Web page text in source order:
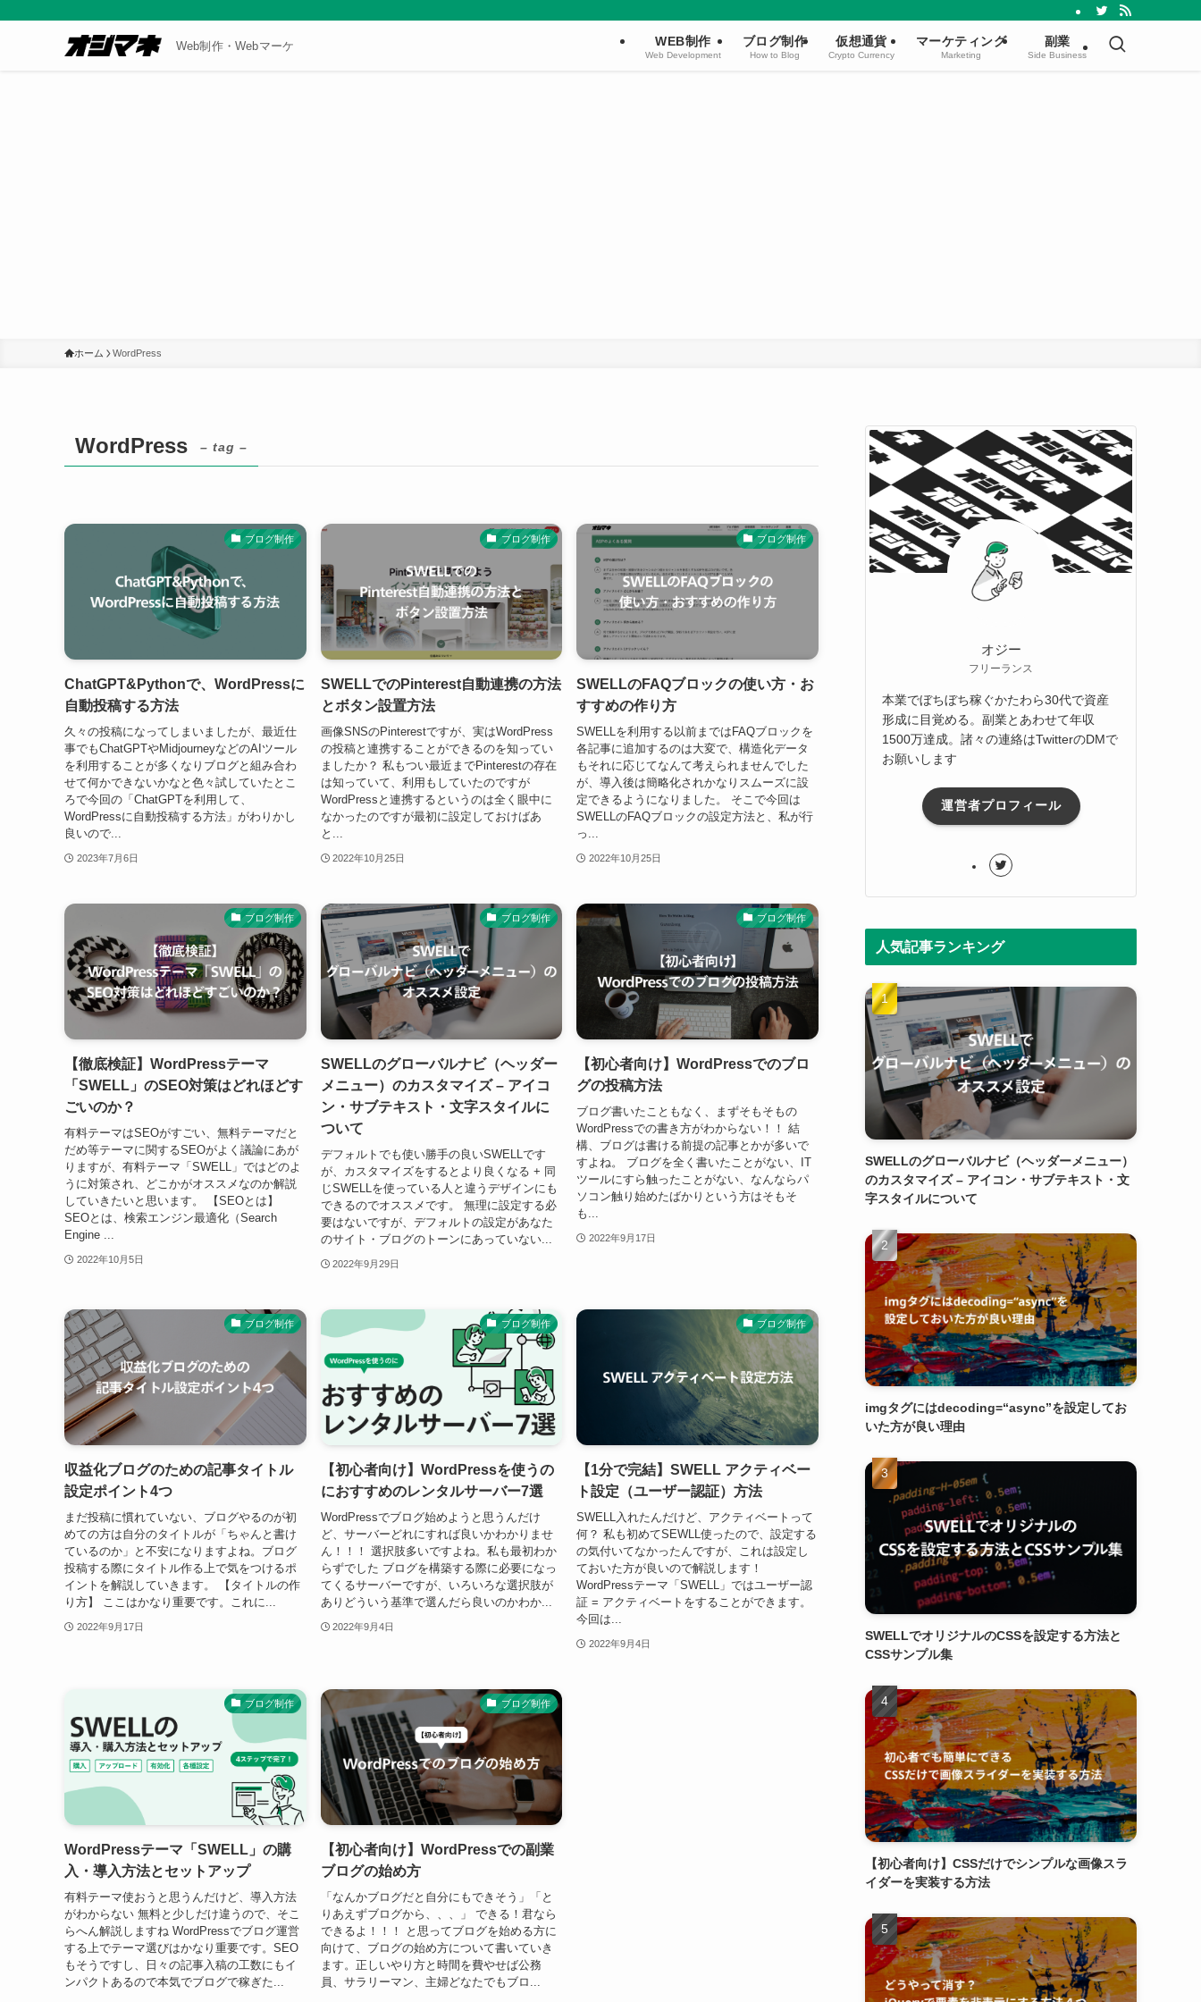
Web制作・Webマーケ WEB制作
Web Development
ブログ制作
How to Blog
仮想通貨
Crypto Currency
マーケティング
Marketing
副業
Side Business
ホーム WordPress
WordPress – tag –
ブログ制作
ChatGPT&Pythonで、WordPressに
自動投稿する方法
久々の投稿になってしまいましたが、最近仕
事でもChatGPTやMidjourneyなどのAIツール
を利用することが多くなりブログと組み合わ
せて何かできないかなと色々試していたとこ
ろで今回の「ChatGPTを利用して、
WordPressに自動投稿する方法」がわりかし
良いので...
2023年7月6日
ブログ制作
SWELLでのPinterest自動連携の方法
とボタン設置方法
画像SNSのPinterestですが、実はWordPress
の投稿と連携することができるのを知ってい
ましたか？ 私もつい最近までPinterestの存在
は知っていて、利用もしていたのですが
WordPressと連携するというのは全く眼中に
なかったのですが最初に設定しておけばあ
と...
2022年10月25日
ブログ制作
SWELLのFAQブロックの使い方・お
すすめの作り方
SWELLを利用する以前まではFAQブロックを
各記事に追加するのは大変で、構造化データ
もそれに応じてなんて考えられませんでした
が、導入後は簡略化されかなりスムーズに設
定できるようになりました。 そこで今回は
SWELLのFAQブロックの設定方法と、私が行
っ...
2022年10月25日
ブログ制作
【徹底検証】WordPressテーマ
「SWELL」のSEO対策はどれほどす
ごいのか？
有料テーマはSEOがすごい、無料テーマだと
だめ等テーマに関するSEOがよく議論にあが
りますが、有料テーマ「SWELL」ではどのよ
うに対策され、どこかがオススメなのか解説
していきたいと思います。 【SEOとは】
SEOとは、検索エンジン最適化（Search
Engine ...
2022年10月5日
ブログ制作
SWELLのグローバルナビ（ヘッダー
メニュー）のカスタマイズ – アイコ
ン・サブテキスト・文字スタイルに
ついて
デフォルトでも使い勝手の良いSWELLです
が、カスタマイズをするとより良くなる + 同
じSWELLを使っている人と違うデザインにも
できるのでオススメです。 無理に設定する必
要はないですが、デフォルトの設定があなた
のサイト・ブログのトーンにあっていない...
2022年9月29日
ブログ制作
【初心者向け】WordPressでのブロ
グの投稿方法
ブログ書いたこともなく、まずそもそもの
WordPressでの書き方がわからない！！ 結
構、ブログは書ける前提の記事とかが多いで
すよね。 ブログを全く書いたことがない、IT
ツールにすら触ったことがない、なんならパ
ソコン触り始めたばかりという方はそもそ
も...
2022年9月17日
ブログ制作
収益化ブログのための記事タイトル
設定ポイント4つ
まだ投稿に慣れていない、ブログやるのが初
めての方は自分のタイトルが「ちゃんと書け
ているのか」と不安になりますよね。ブログ
投稿する際にタイトル作る上で気をつけるポ
イントを解説していきます。 【タイトルの作
り方】 ここはかなり重要です。これに...
2022年9月17日
ブログ制作
【初心者向け】WordPressを使うの
におすすめのレンタルサーバー7選
WordPressでブログ始めようと思うんだけ
ど、サーバーどれにすれば良いかわかりませ
ん！！！ 選択肢多いですよね。私も最初わか
らずでした ブログを構築する際に必要になっ
てくるサーバーですが、いろいろな選択肢が
ありどういう基準で選んだら良いのかわか...
2022年9月4日
ブログ制作
【1分で完結】SWELL アクティベー
ト設定（ユーザー認証）方法
SWELL入れたんだけど、アクティベートって
何？ 私も初めてSEWLL使ったので、設定する
の気付いてなかったんですが、これは設定し
ておいた方が良いので解説します！
WordPressテーマ「SWELL」ではユーザー認
証 = アクティベートをすることができます。
今回は...
2022年9月4日
ブログ制作
WordPressテーマ「SWELL」の購
入・導入方法とセットアップ
有料テーマ使おうと思うんだけど、導入方法
がわからない 無料と少しだけ違うので、そこ
らへん解説しますね WordPressでブログ運営
する上でテーマ選びはかなり重要です。SEO
もそうですし、日々の記事入稿の工数にもイ
ンパクトあるので本気でブログで稼ぎた...
ブログ制作
【初心者向け】WordPressでの副業
ブログの始め方
「なんかブログだと自分にもできそう」「と
りあえずブログから、、、」 できる！君なら
できるよ！！！ と思ってブログを始める方に
向けて、ブログの始め方について書いていき
ます。正しいやり方と時間を費やせば公務
員、サラリーマン、主婦どなたでもブロ...
オジー
フリーランス
本業でぼちぼち稼ぐかたわら30代で資産
形成に目覚める。副業とあわせて年収
1500万達成。諸々の連絡はTwitterのDMで
お願いします
運営者プロフィール
人気記事ランキング
SWELLのグローバルナビ（ヘッダーメニュー）
のカスタマイズ – アイコン・サブテキスト・文
字スタイルについて
imgタグにはdecoding=“async”を設定してお
いた方が良い理由
SWELLでオリジナルのCSSを設定する方法と
CSSサンプル集
【初心者向け】CSSだけでシンプルな画像スラ
イダーを実装する方法